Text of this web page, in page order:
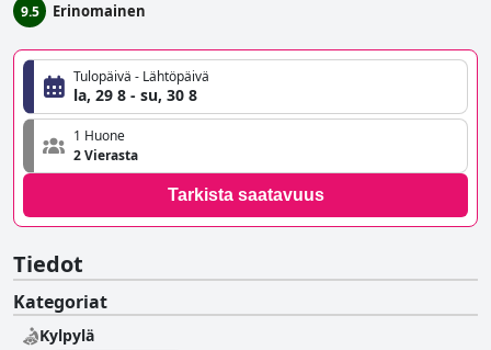
9.5 Erinomainen
Tulopäivä - Lähtöpäivä
la, 29 8 - su, 30 8
1 Huone
2 Vierasta
Tarkista saatavuus
Tiedot
Kategoriat
Kylpylä